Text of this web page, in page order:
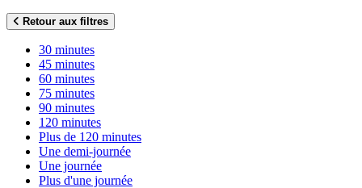
Retour aux filtres
30 minutes
45 minutes
60 minutes
75 minutes
90 minutes
120 minutes
Plus de 120 minutes
Une demi-journée
Une journée
Plus d'une journée